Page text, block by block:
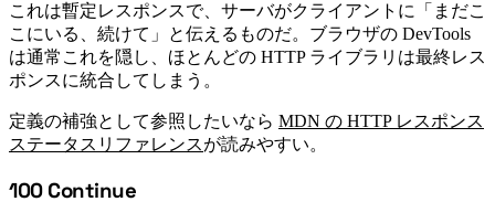
これは暫定レスポンスで、サーバがクライアントに「まだこ
こにいる、続けて」と伝えるものだ。ブラウザの DevTools
は通常これを隠し、ほとんどの HTTP ライブラリは最終レス
ポンスに統合してしまう。
定義の補強として参照したいなら MDN の HTTP レスポンス
ステータスリファレンスが読みやすい。
#
100 Continue